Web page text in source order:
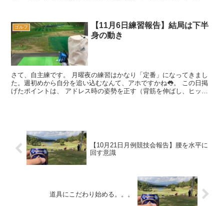
ゴルフ
【11月6日練習報告】結局は下半
身の動き
さて、自主練です。 月曜夜の練習はかなり「定番」になってきまし
た。週初めから自分を追い込むなんて、アホですかね👅。 この日掲
げたポイントは、 アドレス時の姿勢を正す（背筋を伸ばし、ヒップ
【10月21日月例競技会報告】腰を水平に
回す意識
道具にこだわり始める。。。